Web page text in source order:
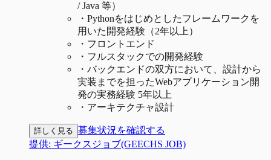
/ Java 等）
・ Pythonをはじめとしたフレームワークを
用いた開発経験（2年以上）
・ フロントエンド
・ フルスタックでの開発経験
・ バックエンドの双方において、設計から
実装までを担ったWebアプリケーション開
発の実務経験 5年以上
・ アーキテクチャ設計
詳しく見る 募集状況を確認する
提供: ギークスジョブ(GEECHS JOB)